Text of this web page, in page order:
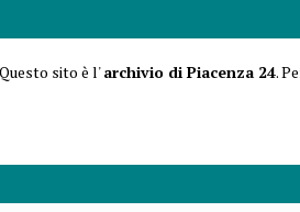
Questo sito è l'archivio di Piacenza 24.